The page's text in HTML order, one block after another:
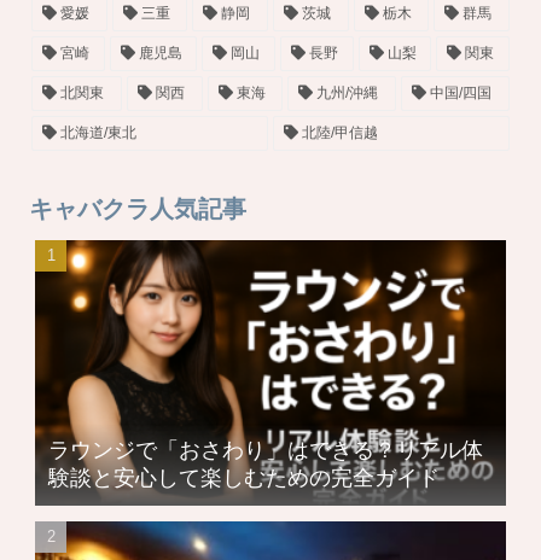
愛媛 三重 静岡 茨城 栃木 群馬
宮崎 鹿児島 岡山 長野 山梨 関東
北関東 関西 東海 九州/沖縄 中国/四国
北海道/東北 北陸/甲信越
キャバクラ人気記事
ラウンジで「おさわり」はできる？リアル体
験談と安心して楽しむための完全ガイド